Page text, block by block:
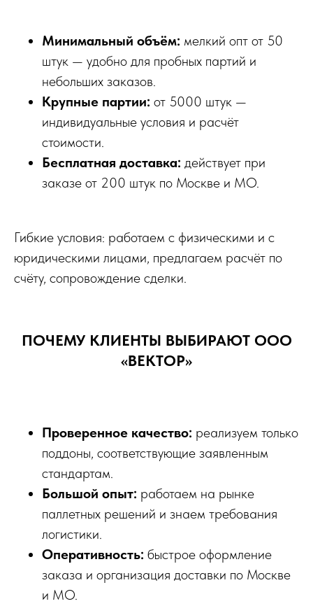
Минимальный объём: мелкий опт от 50
штук — удобно для пробных партий и
небольших заказов.
Крупные партии: от 5000 штук —
индивидуальные условия и расчёт
стоимости.
Бесплатная доставка: действует при
заказе от 200 штук по Москве и МО.
Гибкие условия: работаем с физическими и с
юридическими лицами, предлагаем расчёт по
счёту, сопровождение сделки.
ПОЧЕМУ КЛИЕНТЫ ВЫБИРАЮТ ООО
«ВЕКТОР»
Проверенное качество: реализуем только
поддоны, соответствующие заявленным
стандартам.
Большой опыт: работаем на рынке
паллетных решений и знаем требования
логистики.
Оперативность: быстрое оформление
заказа и организация доставки по Москве
и МО.